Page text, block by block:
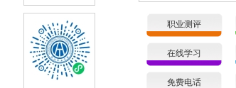
职业测评
在线学习
免费电话